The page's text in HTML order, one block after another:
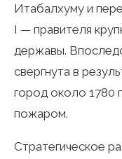
Итабалхуму и
I — правителя
державы.
свергнута в
город около 1780
пожаром.
Стратегическое